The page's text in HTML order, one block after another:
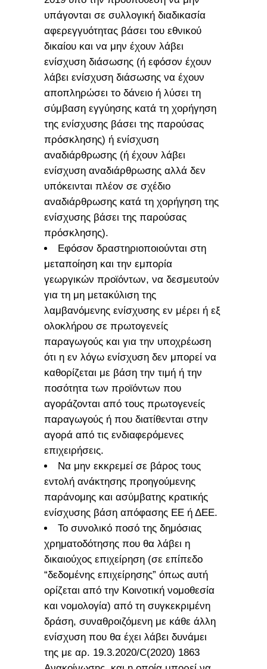
υπάγονται σε συλλογική διαδικασία
αφερεγγυότητας βάσει του εθνικού
δικαίου και να μην έχουν λάβει
ενίσχυση διάσωσης (ή εφόσον έχουν
λάβει ενίσχυση διάσωσης να έχουν
αποπληρώσει το δάνειο ή λύσει τη
σύμβαση εγγύησης κατά τη χορήγηση
της ενίσχυσης βάσει της παρούσας
πρόσκλησης) ή ενίσχυση
αναδιάρθρωσης (ή έχουν λάβει
ενίσχυση αναδιάρθρωσης αλλά δεν
υπόκεινται πλέον σε σχέδιο
αναδιάρθρωσης κατά τη χορήγηση της
ενίσχυσης βάσει της παρούσας
πρόσκλησης).
Εφόσον δραστηριοποιούνται στη
μεταποίηση και την εμπορία
γεωργικών προϊόντων, να δεσμευτούν
για τη μη μετακύλιση της
λαμβανόμενης ενίσχυσης εν μέρει ή εξ
ολοκλήρου σε πρωτογενείς
παραγωγούς και για την υποχρέωση
ότι η εν λόγω ενίσχυση δεν μπορεί να
καθορίζεται με βάση την τιμή ή την
ποσότητα των προϊόντων που
αγοράζονται από τους πρωτογενείς
παραγωγούς ή που διατίθενται στην
αγορά από τις ενδιαφερόμενες
επιχειρήσεις.
Να μην εκκρεμεί σε βάρος τους
εντολή ανάκτησης προηγούμενης
παράνομης και ασύμβατης κρατικής
ενίσχυσης βάση απόφασης ΕΕ ή ΔΕΕ.
Το συνολικό ποσό της δημόσιας
χρηματοδότησης που θα λάβει η
δικαιούχος επιχείρηση (σε επίπεδο
“δεδομένης επιχείρησης” όπως αυτή
ορίζεται από την Κοινοτική νομοθεσία
και νομολογία) από τη συγκεκριμένη
δράση, συναθροιζόμενη με κάθε άλλη
ενίσχυση που θα έχει λάβει δυνάμει
της με αρ. 19.3.2020/C(2020) 1863